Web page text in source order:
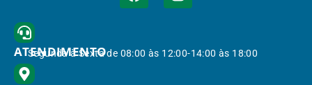
ATENDIMENTO
Segunda à Sexta de 08:00 às 12:00-14:00 às 18:00